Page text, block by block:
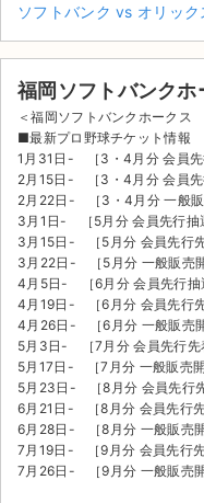
サイト情報
チケットジャム運営会社
ソフトバンク vs オリック
福岡ソフトバンクホ
＜福岡ソフトバンクホーク
■最新プロ野球チケット情報
1月31日- ［3・4月分 会員先
2月15日- ［3・4月分 会員先
2月22日- ［3・4月分 一般販
3月1日- ［5月分 会員先行抽
3月15日- ［5月分 会員先行先
3月22日- ［5月分 一般販売開
4月5日- ［6月分 会員先行抽
4月19日- ［6月分 会員先行先
4月26日- ［6月分 一般販売開
5月3日- ［7月分 会員先行先
5月17日- ［7月分 一般販売開
5月23日- ［8月分 会員先行先
6月21日- ［8月分 会員先行先
6月28日- ［8月分 一般販売開
7月19日- ［9月分 会員先行先
7月26日- ［9月分 一般販売開